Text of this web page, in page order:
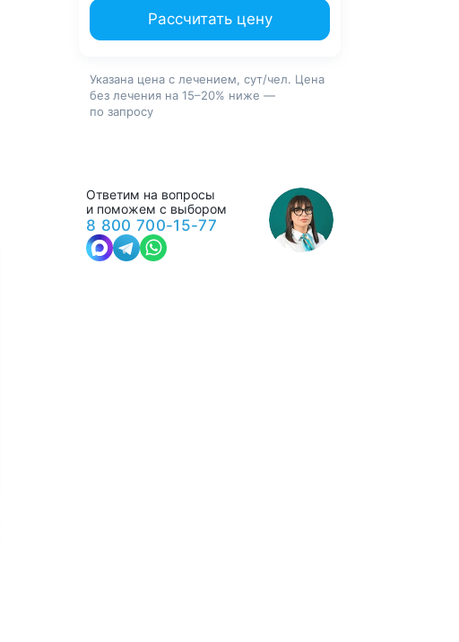
Рассчитать цену
Указана цена с лечением, сут/чел. Цена
без лечения на 15–20% ниже —
по запросу
Ответим на вопросы
и поможем с выбором
8 800 700-15-77